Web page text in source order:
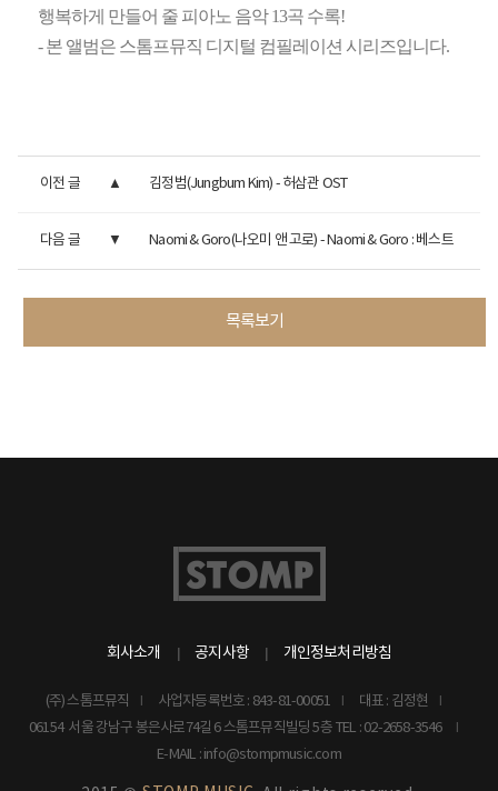
행복하게 만들어 줄 피아노 음악 13곡 수록!
- 본 앨범은 스톰프뮤직 디지털 컴필레이션 시리즈입니다.
이전 글 김정범(Jungbum Kim) - 허삼관 OST
다음 글 Naomi & Goro(나오미 앤 고로) - Naomi & Goro : 베스트
목록보기
회사소개 공지사항 개인정보처리방침
(주) 스톰프뮤직 사업자등록번호 : 843-81-00051
대표 : 김정현
06154 서울 강남구 봉은사로74길 6 스톰프뮤직빌딩 5층 TEL : 02-2658-3546
E-MAIL : info@stompmusic.com